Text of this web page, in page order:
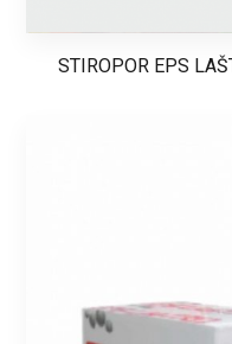
STIROPOR EPS